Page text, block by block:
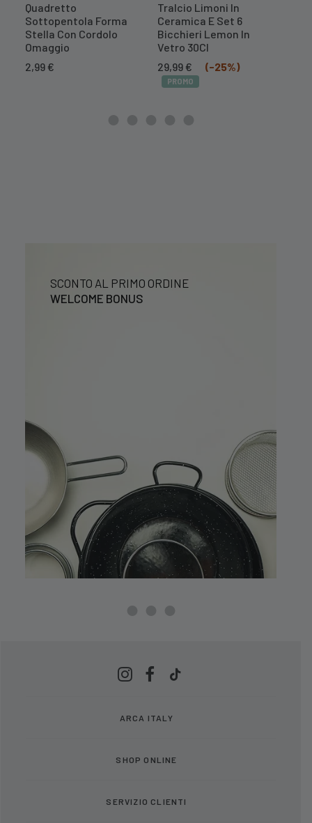
Quadretto
Sottopentola Forma
Stella Con Cordolo
Omaggio
2,99€
Tralcio Limoni In
Ceramica E Set 6
Bicchieri Lemon In
Vetro 30Cl
Il
prezzo
originale
39,99 €.
29,99€
prezzo
(-25%)
PROMO
SCONTO AL PRIMO ORDINE
WELCOME BONUS
ARCA ITALY
SHOP ONLINE
SERVIZIO CLIENTI